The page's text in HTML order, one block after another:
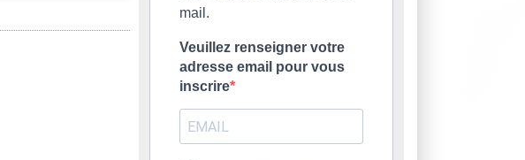
mail.
Veuillez renseigner votre
adresse email pour vous
inscrire